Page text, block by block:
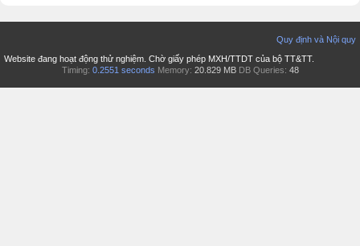
Quy định và Nội quy
Website đang hoạt động thử nghiệm. Chờ giấy phép MXH/TTDT của bộ TT&TT.
Timing: 0.2551 seconds Memory: 20.829 MB DB Queries: 48